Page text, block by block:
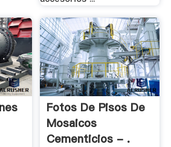
Fotos De Pisos De
Mosaicos
Cementicios - .